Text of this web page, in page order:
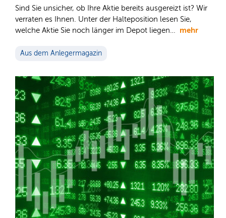
Sind Sie unsicher, ob Ihre Aktie bereits ausgereizt ist? Wir
verraten es Ihnen. Unter der Halteposition lesen Sie,
welche Aktie Sie noch länger im Depot liegen… mehr
Aus dem Anlegermagazin